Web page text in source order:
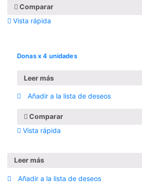
Comparar
Vista rápida
Donas x 4 unidades
Leer más
Añadir a la lista de deseos
Comparar
Vista rápida
Leer más
Añadir a la lista de deseos